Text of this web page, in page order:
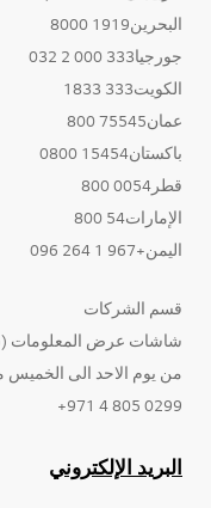
البحرين1919 8000
جورجيا333 000 2 032
الكويت333 1833
عمان75545 800
باكستان15454 0800
قطر0054 800
الإمارات54 800
اليمن+967 1 264 096
قسم الشركات
شاشات عرض المعلومات
من يوم الاحد الى الخميس من
0299 805 4 971+
البريد الإلكتروني